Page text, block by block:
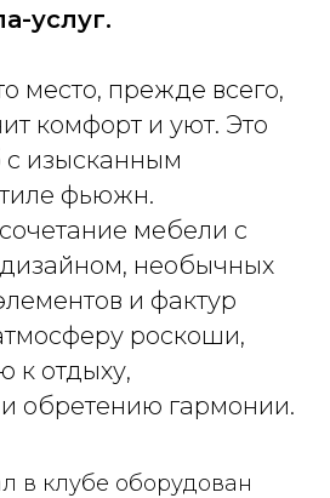
услуг.
место, прежде всего,
комфорт и уют. Это
изысканным
фьюжн.
мебели с
необычных
и фактур
роскоши,
к отдыху,
обретению гармонии.
в клубе оборудован